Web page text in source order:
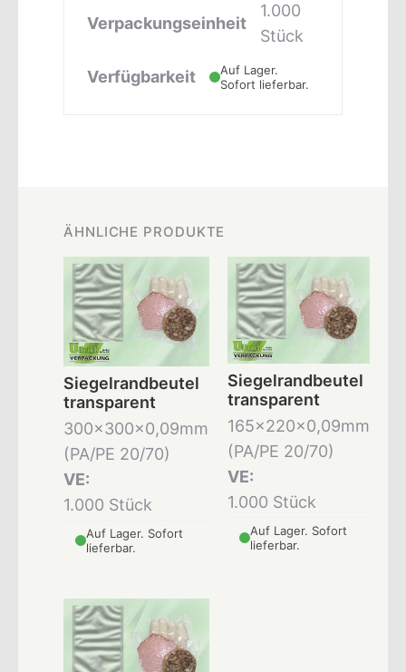
Verpackungseinheit
1.000
Stück
Verfügbarkeit
Auf Lager.
Sofort lieferbar.
ÄHNLICHE PRODUKTE
Siegelrandbeutel
transparent
300x300x0,09mm
(PA/PE 20/70)
VE:
1.000 Stück
Auf Lager. Sofort
lieferbar.
Siegelrandbeutel
transparent
165x220x0,09mm
(PA/PE 20/70)
VE:
1.000 Stück
Auf Lager. Sofort
lieferbar.